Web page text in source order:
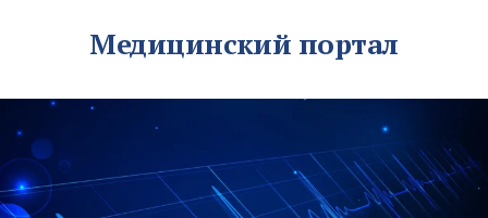
Медицинский портал